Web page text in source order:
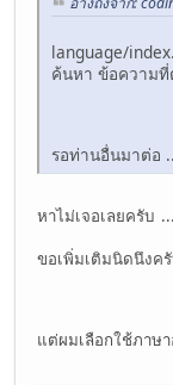
language/
ค้นหา ข้อความที่
รอท่านอื่นมาต่อ
หาไม่เจอเลยครับ ...
ขอเพิ่มเติมนิดนึงค
แต่ผมเลือกใช้ภา